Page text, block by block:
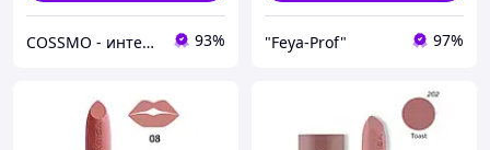
COSSMO - интернет-магазин парфюмерии и косметики 93% "Feya-Prof" 97%